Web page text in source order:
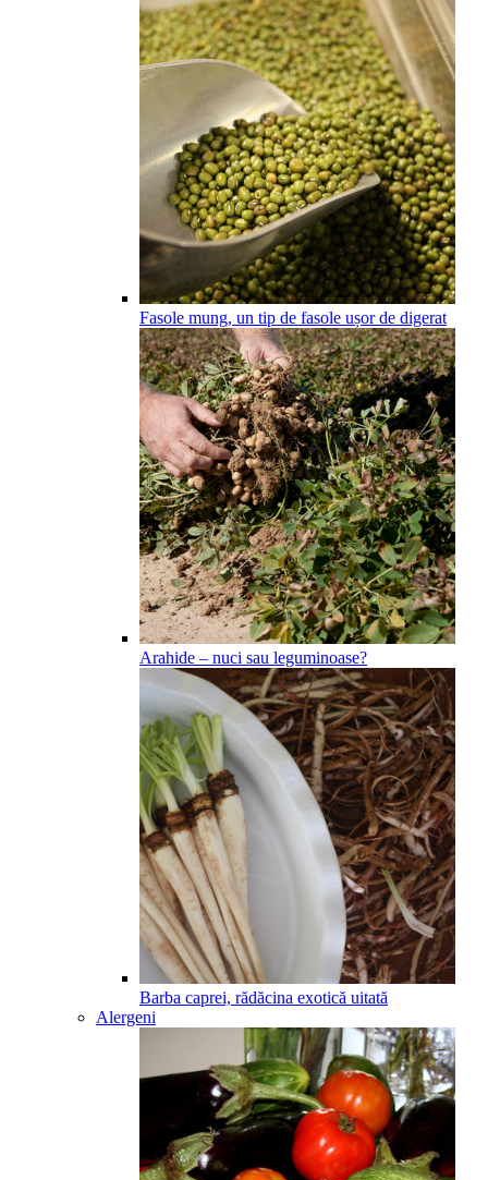
Fasole mung, un tip de fasole ușor de digerat
Arahide – nuci sau leguminoase?
Barba caprei, rădăcina exotică uitată
Alergeni